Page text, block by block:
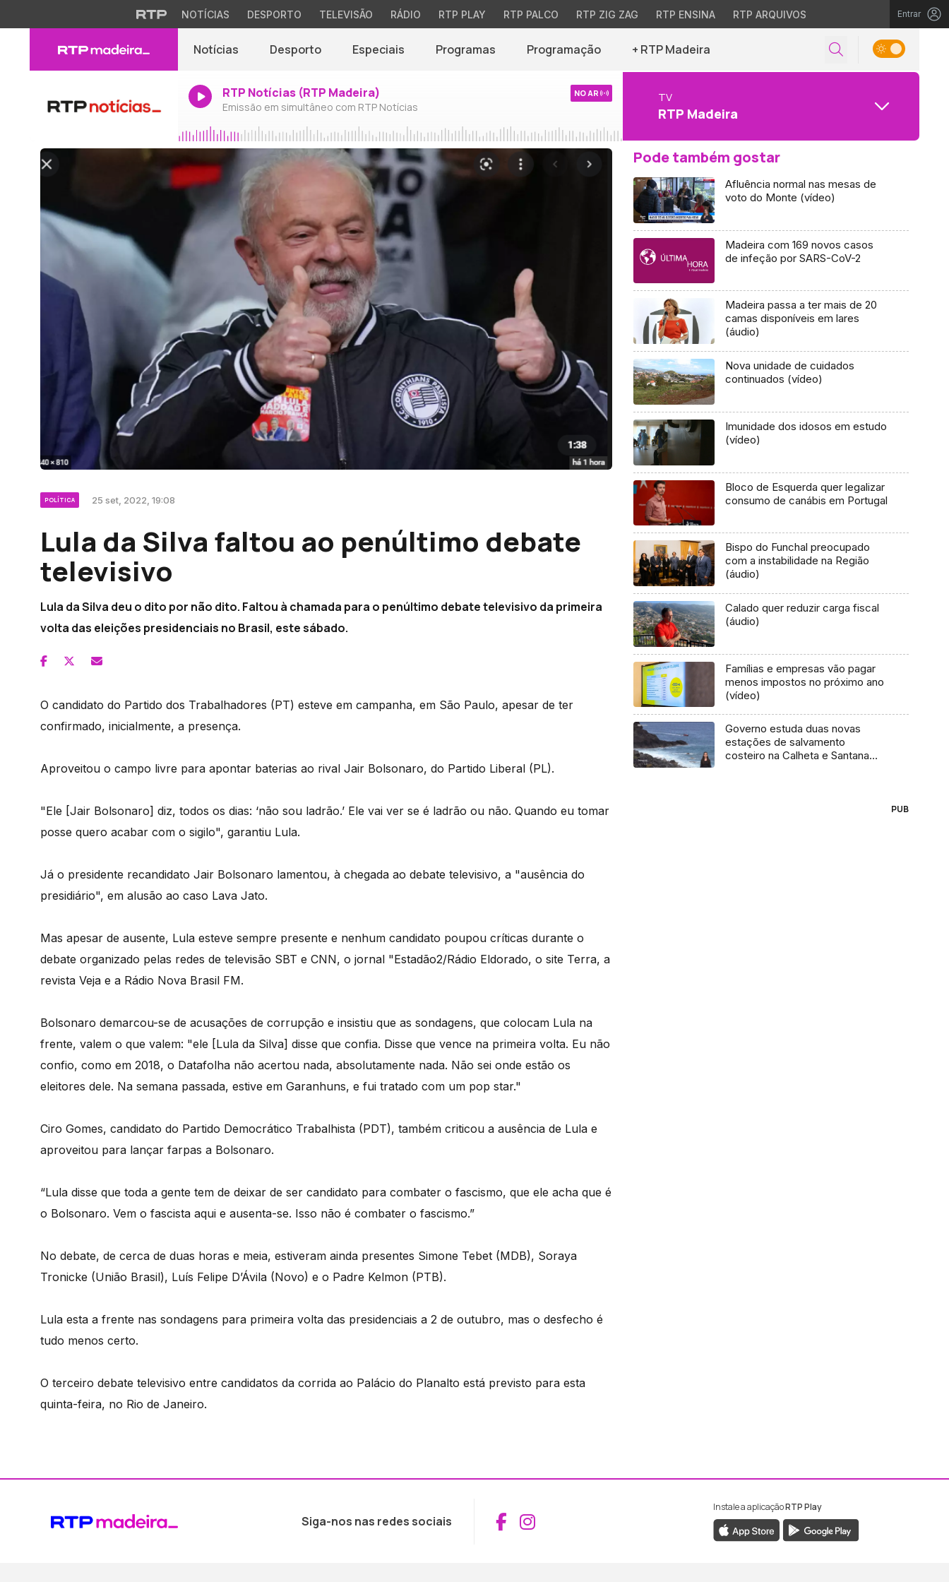
NOTÍCIAS DESPORTO TELEVISÃO RÁDIO RTP PLAY RTP PALCO RTP ZIG ZAG RTP ENSINA RTP ARQUIVOS Entrar
Notícias Desporto Especiais Programas Programação + RTP Madeira
RTP Notícias (RTP Madeira)
Emissão em simultâneo com RTP Notícias
NO AR TV
RTP Madeira
POLÍTICA 25 set, 2022, 19:08
Lula da Silva faltou ao penúltimo debate
televisivo
Lula da Silva deu o dito por não dito. Faltou à chamada para o penúltimo debate televisivo da primeira
volta das eleições presidenciais no Brasil, este sábado.
O candidato do Partido dos Trabalhadores (PT) esteve em campanha, em São Paulo, apesar de ter
confirmado, inicialmente, a presença.
Aproveitou o campo livre para apontar baterias ao rival Jair Bolsonaro, do Partido Liberal (PL).
"Ele [Jair Bolsonaro] diz, todos os dias: ‘não sou ladrão.’ Ele vai ver se é ladrão ou não. Quando eu tomar
posse quero acabar com o sigilo", garantiu Lula.
Já o presidente recandidato Jair Bolsonaro lamentou, à chegada ao debate televisivo, a "ausência do
presidiário", em alusão ao caso Lava Jato.
Mas apesar de ausente, Lula esteve sempre presente e nenhum candidato poupou críticas durante o
debate organizado pelas redes de televisão SBT e CNN, o jornal "Estadão2/Rádio Eldorado, o site Terra, a
revista Veja e a Rádio Nova Brasil FM.
Bolsonaro demarcou-se de acusações de corrupção e insistiu que as sondagens, que colocam Lula na
frente, valem o que valem: "ele [Lula da Silva] disse que confia. Disse que vence na primeira volta. Eu não
confio, como em 2018, o Datafolha não acertou nada, absolutamente nada. Não sei onde estão os
eleitores dele. Na semana passada, estive em Garanhuns, e fui tratado com um pop star."
Ciro Gomes, candidato do Partido Democrático Trabalhista (PDT), também criticou a ausência de Lula e
aproveitou para lançar farpas a Bolsonaro.
“Lula disse que toda a gente tem de deixar de ser candidato para combater o fascismo, que ele acha que é
o Bolsonaro. Vem o fascista aqui e ausenta-se. Isso não é combater o fascismo.”
No debate, de cerca de duas horas e meia, estiveram ainda presentes Simone Tebet (MDB), Soraya
Tronicke (União Brasil), Luís Felipe D’Ávila (Novo) e o Padre Kelmon (PTB).
Lula esta a frente nas sondagens para primeira volta das presidenciais a 2 de outubro, mas o desfecho é
tudo menos certo.
O terceiro debate televisivo entre candidatos da corrida ao Palácio do Planalto está previsto para esta
quinta-feira, no Rio de Janeiro.
Pode também gostar
Afluência normal nas mesas de
voto do Monte (vídeo)
Madeira com 169 novos casos
de infeção por SARS-CoV-2
Madeira passa a ter mais de 20
camas disponíveis em lares
(áudio)
Nova unidade de cuidados
continuados (vídeo)
Imunidade dos idosos em estudo
(vídeo)
Bloco de Esquerda quer legalizar
consumo de canábis em Portugal
Bispo do Funchal preocupado
com a instabilidade na Região
(áudio)
Calado quer reduzir carga fiscal
(áudio)
Famílias e empresas vão pagar
menos impostos no próximo ano
(vídeo)
Governo estuda duas novas
estações de salvamento
costeiro na Calheta e Santana
PUB
Siga-nos nas redes sociais Aceder ao Facebook da RTP Madeira
Aceder ao Instagram da RTP Madeira
Instale a aplicaçãoRTP Play